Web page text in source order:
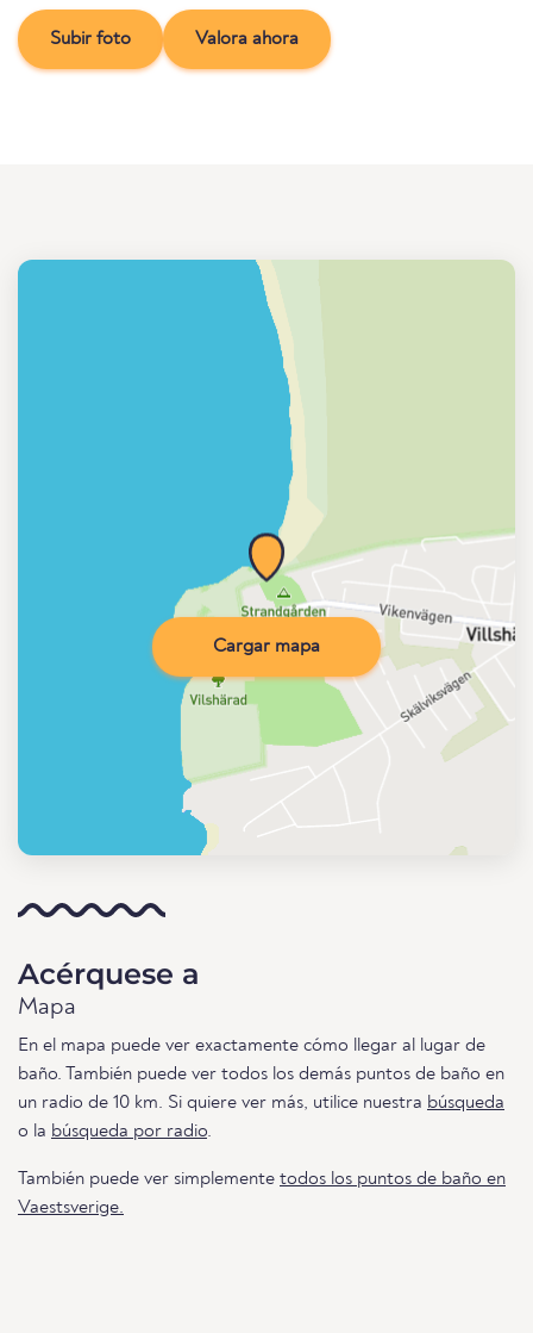
Subir foto Valora ahora
Cargar mapa
Acérquese a
Mapa
En el mapa puede ver exactamente cómo llegar al lugar de
baño. También puede ver todos los demás puntos de baño en
un radio de 10 km. Si quiere ver más, utilice nuestra búsqueda
o la búsqueda por radio.
También puede ver simplemente todos los puntos de baño en
Vaestsverige.